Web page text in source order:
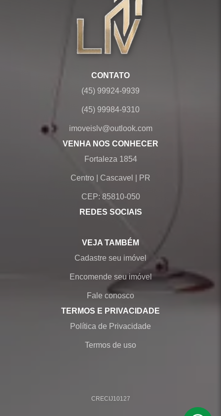
CONTATO
(45) 99924-9939
(45) 99984-9310
imoveislv@outlook.com
VENHA NOS CONHECER
Fortaleza 1854
Centro Cascavel PR
CEP: 85810-050
REDES SOCIAIS
VEJA TAMBÉM
Cadastre seu imóvel
Encomende seu imóvel
Fale conosco
TERMOS E PRIVACIDADE
Política de Privacidade
Termos de uso
CRECIJ10127